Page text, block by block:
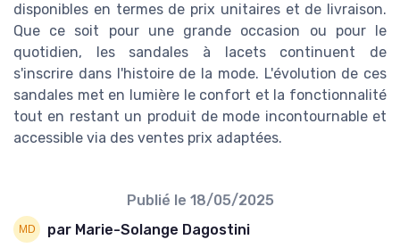
disponibles en termes de prix unitaires et de livraison.
Que ce soit pour une grande occasion ou pour le
quotidien, les sandales à lacets continuent de
s'inscrire dans l'histoire de la mode. L'évolution de ces
sandales met en lumière le confort et la fonctionnalité
tout en restant un produit de mode incontournable et
accessible via des ventes prix adaptées.
Publié le 18/05/2025
par Marie-Solange Dagostini